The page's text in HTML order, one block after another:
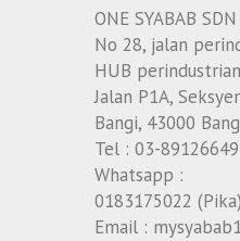
ONE SYABAB
No 28, jalan
HUB
Jalan P1A,
Bangi, 43000
Tel : 03-89126649
Whatsapp :
0183175022 (Pika)
Email :